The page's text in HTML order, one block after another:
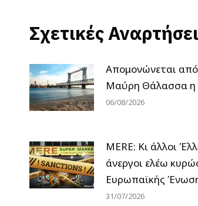
Σχετικές
Απομονώνεται
Μαύρη Θάλασσα η
06/08/2026
MERE: Κι άλλοι
άνεργοι ελέω
Ευρωπαϊκής
31/07/2026